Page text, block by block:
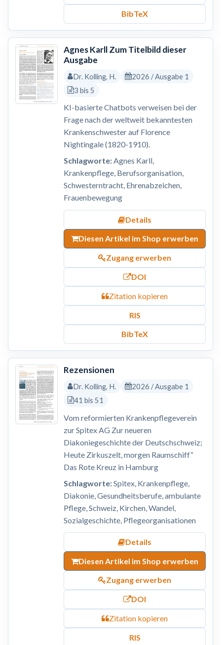
BibTeX
Agnes Karll Zum Titelbild dieser
Ausgabe
Dr. Kolling, H.
2026 / Ausgabe 1
3 bis 5
KI-basierte Chatbots verweisen bei der
Frage nach der weltweit bekanntesten
Krankenschwester auf Florence
Nightingale (1820-1910).
Schlagworte:Agnes Karll,
Krankenpflege, Berufsorganisation,
Schwesterntracht, Ehrenabzeichen,
Frauenbewegung
Details
Diesen Artikel im Shop erwerben
Zugang erwerben
DOI
Zitation kopieren
RIS
BibTeX
Rezensionen
Dr. Kolling, H.
2026 / Ausgabe 1
41 bis 51
Vom reformierten Krankenpflegeverein
zur Spitex AG Zur neueren
Diakoniegeschichte der Deutschschweiz;
Heute Zirkuszelt, morgen Raumschiff“
Das Rote Kreuz in Hamburg
Schlagworte:Spitex, Krankenpflege,
Diakonie, Gesundheitsberufe, ambulante
Pflege, Schweiz, Kirchen, Wandel,
Sozialgeschichte, Pflegeorganisationen
Details
Diesen Artikel im Shop erwerben
Zugang erwerben
DOI
Zitation kopieren
RIS